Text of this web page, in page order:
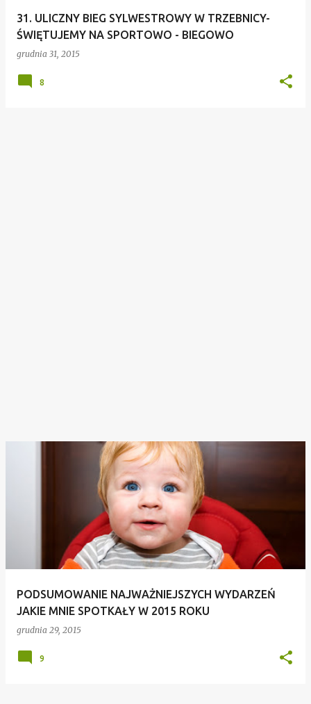
31. ULICZNY BIEG SYLWESTROWY W TRZEBNICY-
ŚWIĘTUJEMY NA SPORTOWO - BIEGOWO
grudnia 31, 2015
8
PODSUMOWANIE NAJWAŻNIEJSZYCH WYDARZEŃ
JAKIE MNIE SPOTKAŁY W 2015 ROKU
grudnia 29, 2015
9